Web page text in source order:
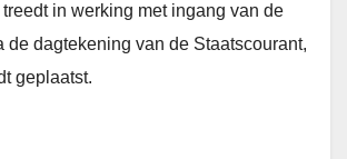
in werking met ingang van de
de dagtekening van de Staatscourant,
geplaatst.